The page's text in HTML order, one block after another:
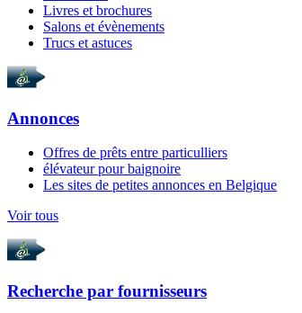
Livres et brochures
Salons et évènements
Trucs et astuces
Annonces
Offres de prêts entre particulliers
élévateur pour baignoire
Les sites de petites annonces en Belgique
Voir tous
Recherche par fournisseurs